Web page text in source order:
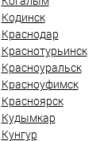
Кодинск
Краснодар
Краснотурьинск
Красноуральск
Красноуфимск
Красноярск
Кудымкар
Кунгур